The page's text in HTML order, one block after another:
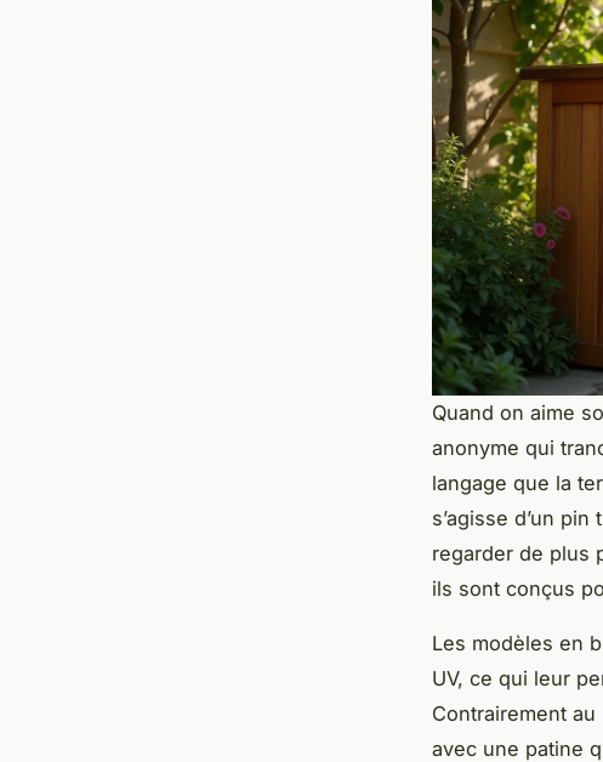
Quand on aime
anonyme qui
langage que la
s’agisse d’un
regarder de plus
ils sont conçus
Les modèles en
UV, ce qui leur
Contrairement
avec une patine